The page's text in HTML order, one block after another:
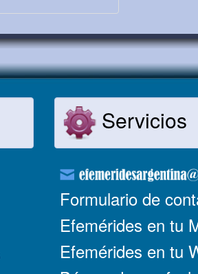
Servicios
Formulario de
Efemérides en tu
Efemérides en tu